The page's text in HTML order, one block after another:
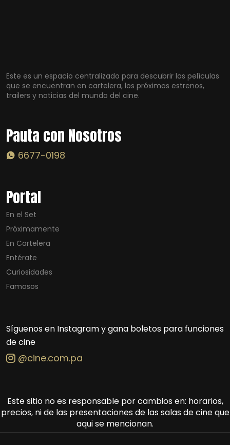
Este es un espacio centralizado para descubrir las películas
que se encuentran en cartelera, los próximos estrenos,
trailers y noticias del mundo del cine.
Pauta con Nosotros
6677-0198
Portal
En el Set
Próximamente
En Cartelera
Entérate
Curiosidades
Famosos
Síguenos en Instagram y gana boletos para funciones
de cine
@cine.com.pa
Este sitio no es responsable por cambios en: horarios,
precios, ni de las presentaciones de las salas de cine que
aqui se mencionan.